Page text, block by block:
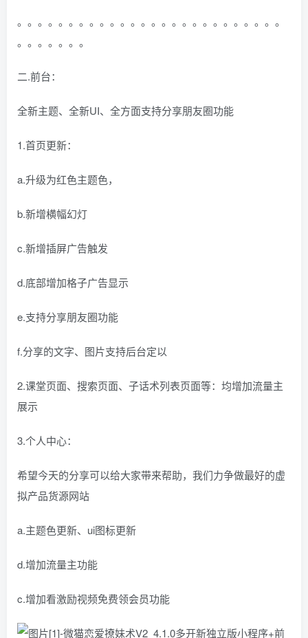
。。。。。。。。。。。。。。。。。。。。。。。。。。
。。。。。。。
二.前台：
全新主题、全新UI、全方面支持分享朋友圈功能
1.首页更新：
a.升级为红色主题色，
b.新增横幅幻灯
c.新增插屏广告触发
d.底部增加格子广告显示
e.支持分享朋友圈功能
f.分享的文字、图片支持后台定以
2.课堂页面、搜索页面、子话术列表页面等：均增加流量主
展示
3.个人中心：
希望今天的分享可以给大家带来帮助，我们力争做最好的虚
拟产品货源网站
a.主题色更新、ui图标更新
d.增加流量主功能
c.增加看激励视频免费领会员功能